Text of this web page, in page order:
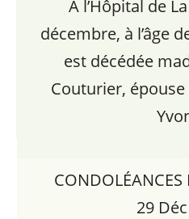
À l’Hôpital de
décembre, à l’âge
est décédée
Couturier,
CONDOLÉANCES
29